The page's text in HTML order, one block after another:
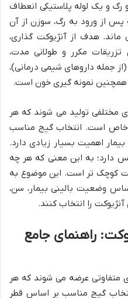
و یک لوله پلاستیکی انعطاف
از ورود به رگ، سوزن از آن
ماند. هدف از آنژیوکت گذاری،
مکرر و طولانی مدت،
جمله داروهای شیمی درمانی)،
همچنین نمونه گیری خون است.
مختلفی تولید می شوند که هر
است. انتخاب گیج مناسب
اهمیت بسیار زیادی دارد.
دارد؛ به این معنی که هر چه
کوچک تر است. این موضوع به
وضعیت بالینی بیمار، سن،
را انتخاب کنند.
راهنمای جامع
متفاوتی عرضه می شوند که هر
گیج مناسب بر اساس قطر